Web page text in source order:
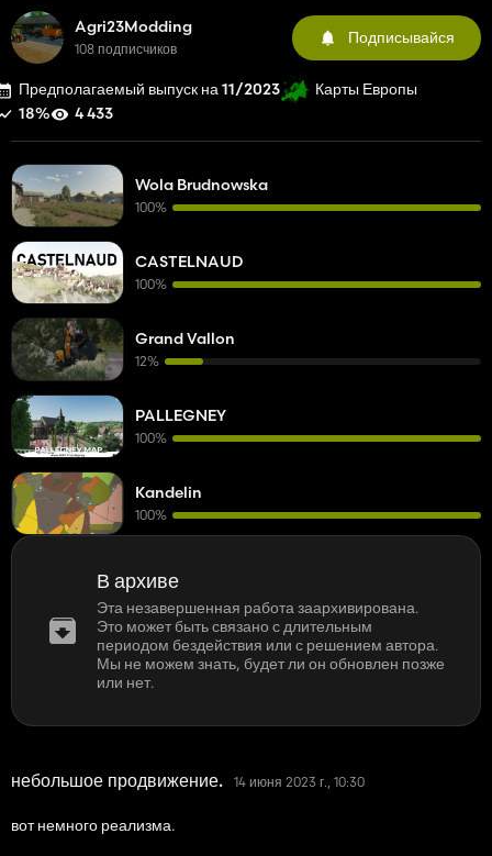
Agri23Modding
108 подписчиков
Подписывайся
Предполагаемый выпуск на 11/2023
Карты Европы
18%
4 433
В архиве
Эта незавершенная работа заархивирована.
Это может быть связано с длительным
периодом бездействия или с решением автора.
Мы не можем знать, будет ли он обновлен позже
или нет.
небольшое продвижение. 14 июня 2023 г., 10:30
вот немного реализма.
Wola Brudnowska
100%
CASTELNAUD
100%
Grand Vallon
12%
PALLEGNEY
100%
Kandelin
100%